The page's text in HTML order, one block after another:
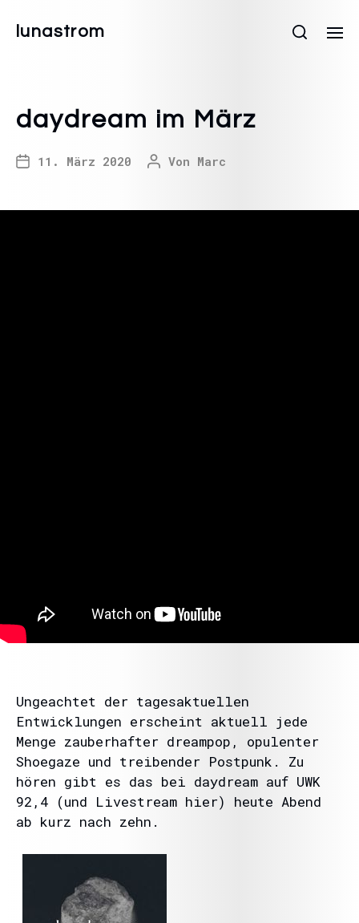
lunastrom
daydream im März
11. März 2020 Von Marc
Ungeachtet der tagesaktuellen
Entwicklungen erscheint aktuell jede
Menge zauberhafter dreampop, opulenter
Shoegaze und treibender Postpunk. Zu
hören gibt es das bei daydream auf UWK
92,4 (und Livestream hier) heute Abend
ab kurz nach zehn.